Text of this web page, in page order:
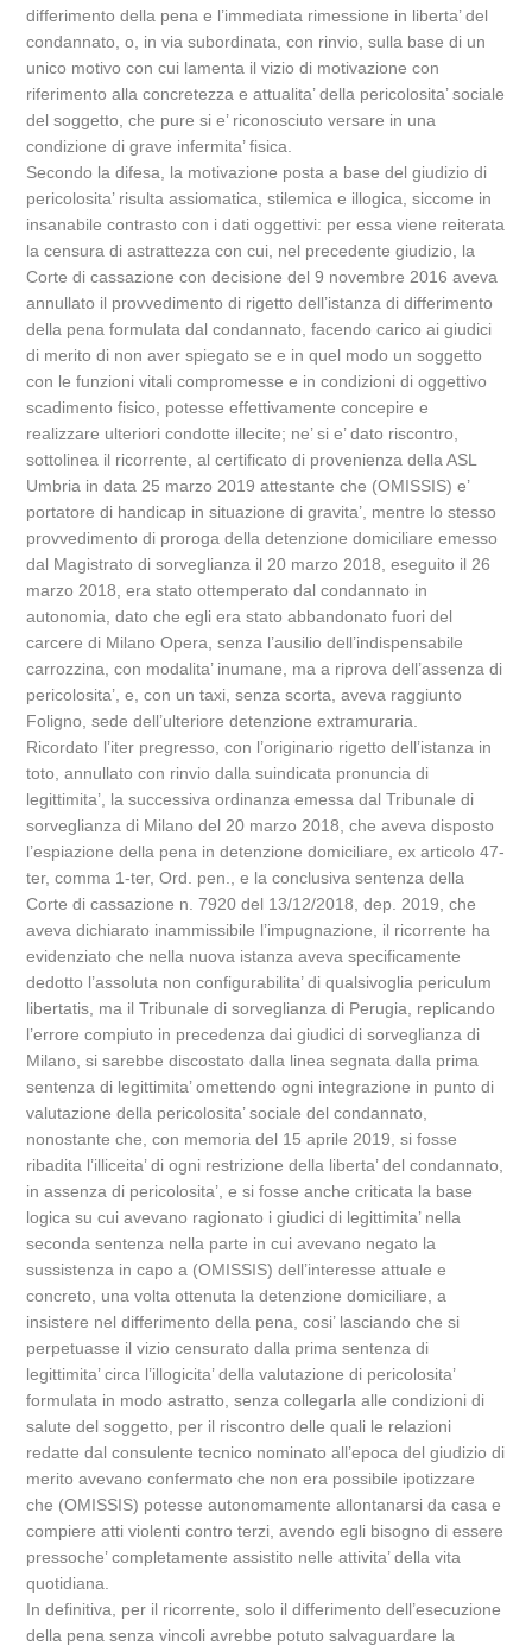
differimento della pena e l’immediata rimessione in liberta’ del
condannato, o, in via subordinata, con rinvio, sulla base di un
unico motivo con cui lamenta il vizio di motivazione con
riferimento alla concretezza e attualita’ della pericolosita’ sociale
del soggetto, che pure si e’ riconosciuto versare in una
condizione di grave infermita’ fisica.
Secondo la difesa, la motivazione posta a base del giudizio di
pericolosita’ risulta assiomatica, stilemica e illogica, siccome in
insanabile contrasto con i dati oggettivi: per essa viene reiterata
la censura di astrattezza con cui, nel precedente giudizio, la
Corte di cassazione con decisione del 9 novembre 2016 aveva
annullato il provvedimento di rigetto dell’istanza di differimento
della pena formulata dal condannato, facendo carico ai giudici
di merito di non aver spiegato se e in quel modo un soggetto
con le funzioni vitali compromesse e in condizioni di oggettivo
scadimento fisico, potesse effettivamente concepire e
realizzare ulteriori condotte illecite; ne’ si e’ dato riscontro,
sottolinea il ricorrente, al certificato di provenienza della ASL
Umbria in data 25 marzo 2019 attestante che (OMISSIS) e’
portatore di handicap in situazione di gravita’, mentre lo stesso
provvedimento di proroga della detenzione domiciliare emesso
dal Magistrato di sorveglianza il 20 marzo 2018, eseguito il 26
marzo 2018, era stato ottemperato dal condannato in
autonomia, dato che egli era stato abbandonato fuori del
carcere di Milano Opera, senza l’ausilio dell’indispensabile
carrozzina, con modalita’ inumane, ma a riprova dell’assenza di
pericolosita’, e, con un taxi, senza scorta, aveva raggiunto
Foligno, sede dell’ulteriore detenzione extramuraria.
Ricordato l’iter pregresso, con l’originario rigetto dell’istanza in
toto, annullato con rinvio dalla suindicata pronuncia di
legittimita’, la successiva ordinanza emessa dal Tribunale di
sorveglianza di Milano del 20 marzo 2018, che aveva disposto
l’espiazione della pena in detenzione domiciliare, ex articolo 47-
ter, comma 1-ter, Ord. pen., e la conclusiva sentenza della
Corte di cassazione n. 7920 del 13/12/2018, dep. 2019, che
aveva dichiarato inammissibile l’impugnazione, il ricorrente ha
evidenziato che nella nuova istanza aveva specificamente
dedotto l’assoluta non configurabilita’ di qualsivoglia periculum
libertatis, ma il Tribunale di sorveglianza di Perugia, replicando
l’errore compiuto in precedenza dai giudici di sorveglianza di
Milano, si sarebbe discostato dalla linea segnata dalla prima
sentenza di legittimita’ omettendo ogni integrazione in punto di
valutazione della pericolosita’ sociale del condannato,
nonostante che, con memoria del 15 aprile 2019, si fosse
ribadita l’illiceita’ di ogni restrizione della liberta’ del condannato,
in assenza di pericolosita’, e si fosse anche criticata la base
logica su cui avevano ragionato i giudici di legittimita’ nella
seconda sentenza nella parte in cui avevano negato la
sussistenza in capo a (OMISSIS) dell’interesse attuale e
concreto, una volta ottenuta la detenzione domiciliare, a
insistere nel differimento della pena, cosi’ lasciando che si
perpetuasse il vizio censurato dalla prima sentenza di
legittimita’ circa l’illogicita’ della valutazione di pericolosita’
formulata in modo astratto, senza collegarla alle condizioni di
salute del soggetto, per il riscontro delle quali le relazioni
redatte dal consulente tecnico nominato all’epoca del giudizio di
merito avevano confermato che non era possibile ipotizzare
che (OMISSIS) potesse autonomamente allontanarsi da casa e
compiere atti violenti contro terzi, avendo egli bisogno di essere
pressoche’ completamente assistito nelle attivita’ della vita
quotidiana.
In definitiva, per il ricorrente, solo il differimento dell’esecuzione
della pena senza vincoli avrebbe potuto salvaguardare la